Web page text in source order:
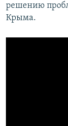
решению
Крыма.